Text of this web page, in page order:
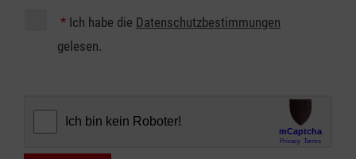
* Ich habe die Datenschutzbestimmungen
gelesen.